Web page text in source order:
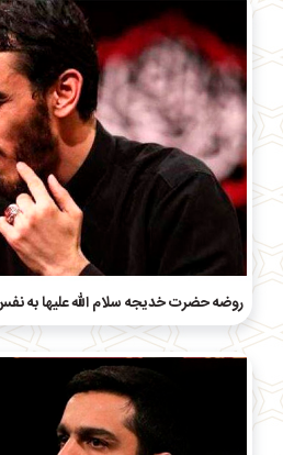
روضه‌ حضرت خدیجه سلام الله علیها به